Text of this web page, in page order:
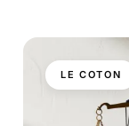
LE COTON